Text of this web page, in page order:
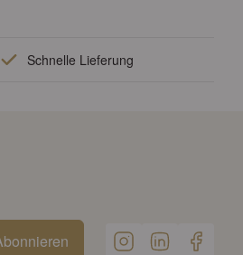
Schnelle Lieferung